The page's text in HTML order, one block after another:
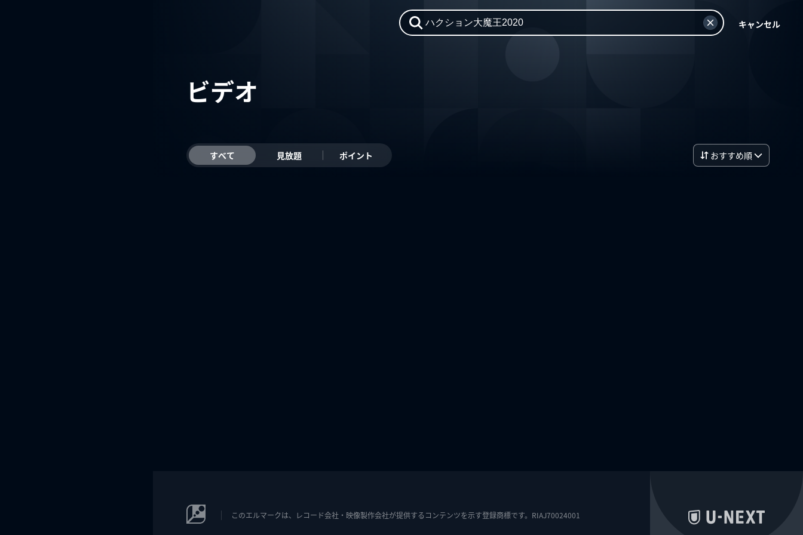
キャンセル
ビデオ
すべて 見放題 ポイント おすすめ順
このエルマークは、レコード会社・映像製作会社が提供するコンテンツを示す登録商標です。RIAJ70024001